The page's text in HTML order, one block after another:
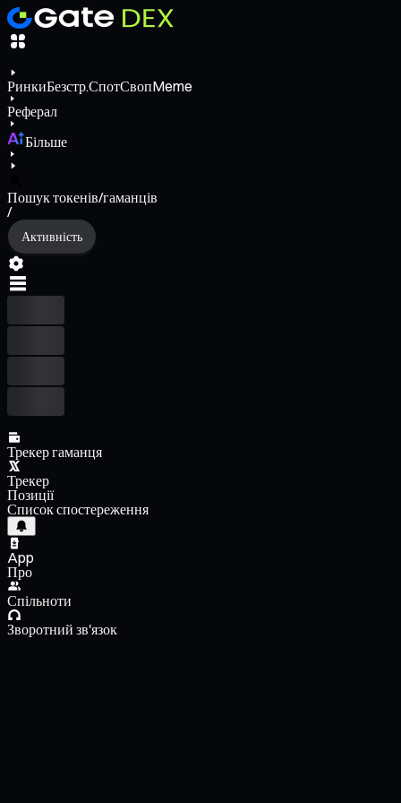
РинкиБезстр.СпотСвопMeme
Реферал
Більше
Пошук токенів/гаманців
/
Активність
Трекер гаманця
Трекер
Позиції
Список спостереження
App
Про
Спільноти
Зворотний зв'язок